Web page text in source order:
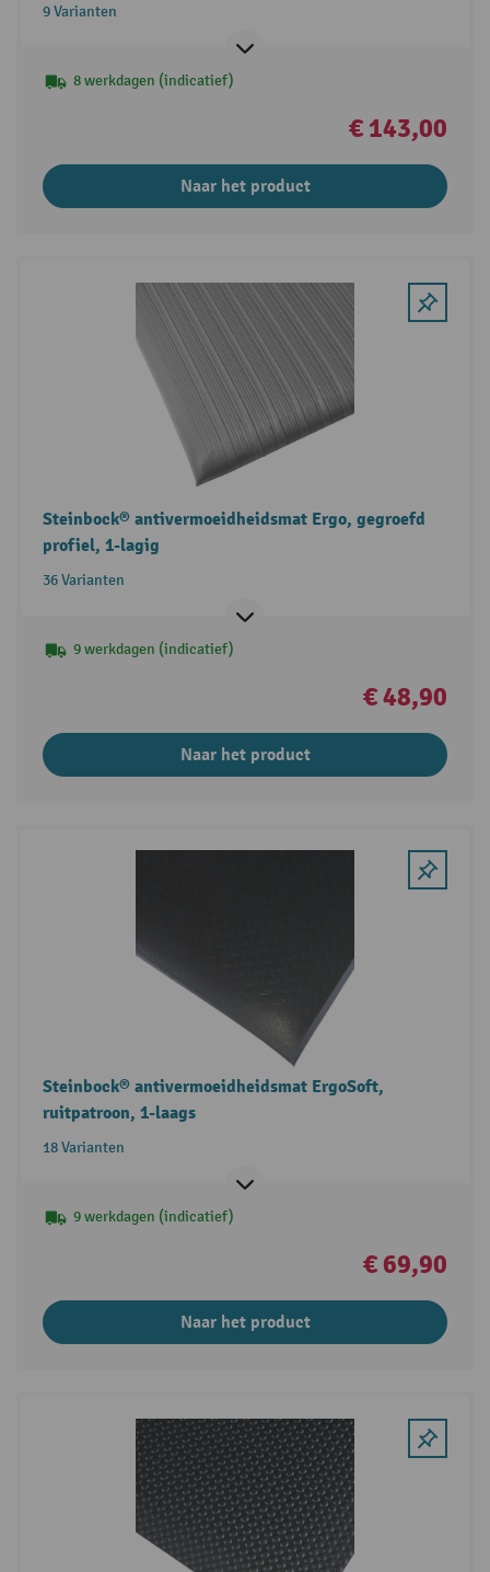
9 Varianten
8 werkdagen (indicatief)
€ 143,00
Naar het product
Steinbock® antivermoeidheidsmat Ergo, gegroefd
profiel, 1-lagig
36 Varianten
9 werkdagen (indicatief)
€ 48,90
Naar het product
Steinbock® antivermoeidheidsmat ErgoSoft,
ruitpatroon, 1-laags
18 Varianten
9 werkdagen (indicatief)
€ 69,90
Naar het product